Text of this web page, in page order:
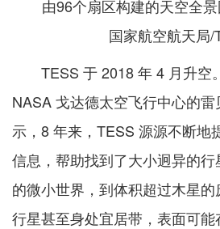
由96个扇区构建的天空全
国家航空航天局/
TESS 于 2018 年 4 月升空
NASA 戈达德太空飞行中心的雷
示，8 年来，TESS 源源不断地
信息，帮助找到了大小迥异的
的微小世界，到体积超过木星
行星甚至身处宜居带，表面可能